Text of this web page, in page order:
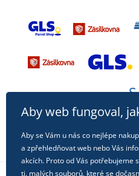
Aby web fungoval,
Aby se Vám u nás co nejlépe
a zpřehledňovat web nebo Vás
akcích. Proto od Vás potřebujeme
tj. malých souborů, které se